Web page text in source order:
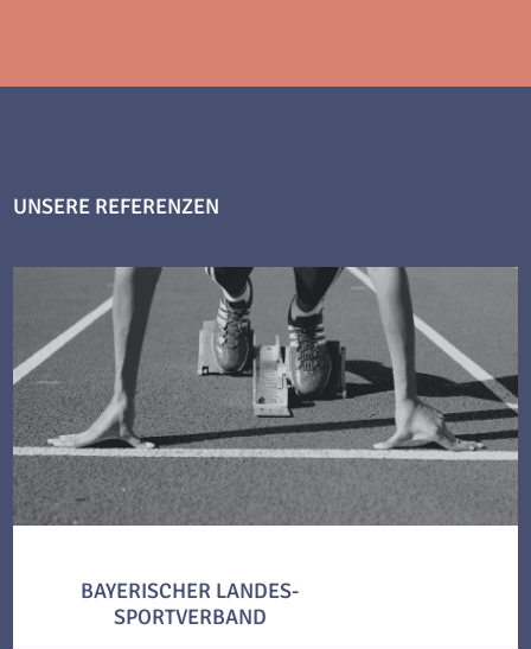
UNSERE REFERENZEN
BAYERISCHER LANDES-
SPORTVERBAND